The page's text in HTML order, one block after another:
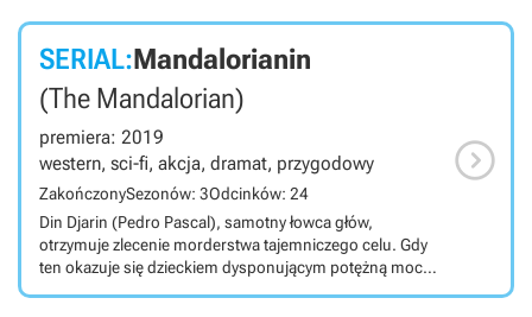
SERIAL:Mandalorianin
(The Mandalorian)
premiera: 2019
western, sci-fi, akcja, dramat, przygodowy
ZakończonySezonów: 3Odcinków: 24
Din Djarin (Pedro Pascal), samotny łowca głów,
otrzymuje zlecenie morderstwa tajemniczego celu. Gdy
ten okazuje się dzieckiem dysponującym potężną mocą,
